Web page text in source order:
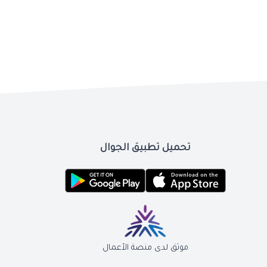
تحميل تطبيق الجوال
موثق لدى منصة الأعمال